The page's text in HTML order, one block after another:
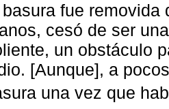
fue
cesó de ser
un obstáculo
[Aunque], a
una vez que